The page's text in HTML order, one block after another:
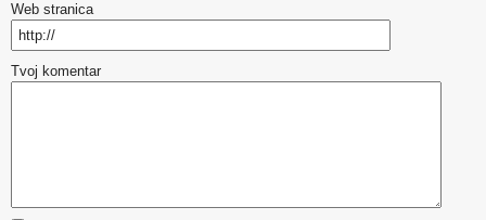
Web stranica
Tvoj komentar